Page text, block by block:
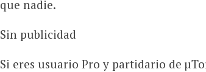
que nadie.
Sin publicidad
Si eres usuario Pro y partidario de